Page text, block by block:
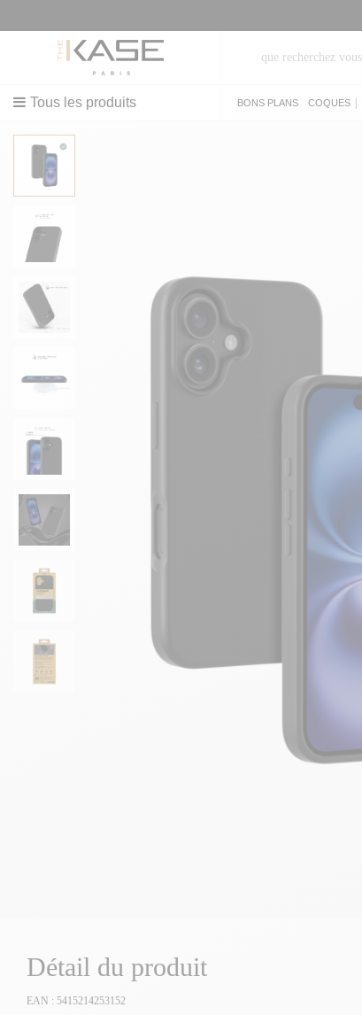
Tous les produits BONS PLANS COQUES
Détail du produit
EAN : 5415214253152